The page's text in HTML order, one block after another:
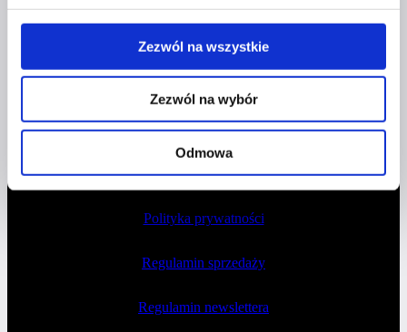
Zezwól na wszystkie
Zezwól na wybór
Odmowa
51-109 Wrocław
NIP 8982032080
Dokumenty
Polityka prywatności
Regulamin sprzedaży
Regulamin newslettera